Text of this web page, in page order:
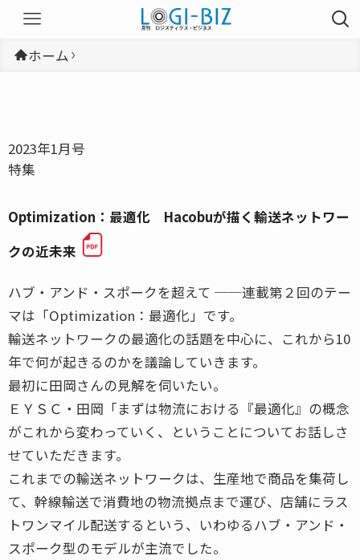
ホーム
2023年1月号
特集
Optimization：最適化 Hacobuが描く輸送ネットワー
クの近未来
ハブ・アンド・スポークを超えて ──連載第２回のテー
マは「Optimization：最適化」です。
輸送ネットワークの最適化の話題を中心に、これから10
年で何が起きるのかを議論していきます。
最初に田岡さんの見解を伺いたい。
ＥＹＳＣ・田岡「まずは物流における『最適化』の概念
がこれから変わっていく、ということについてお話しさ
せていただきます。
これまでの輸送ネットワークは、生産地で商品を集荷し
て、幹線輸送で消費地の物流拠点まで運び、店舗にラス
トワンマイル配送するという、いわゆるハブ・アンド・
スポーク型のモデルが主流でした。